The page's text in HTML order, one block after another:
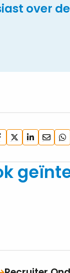
over
Deel
op
Deel
op
Deel
via
mail
via